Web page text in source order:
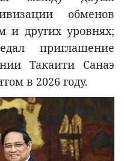
обменов
и других уровнях;
приглашение
Такаити Санаэ
в 2026 году.